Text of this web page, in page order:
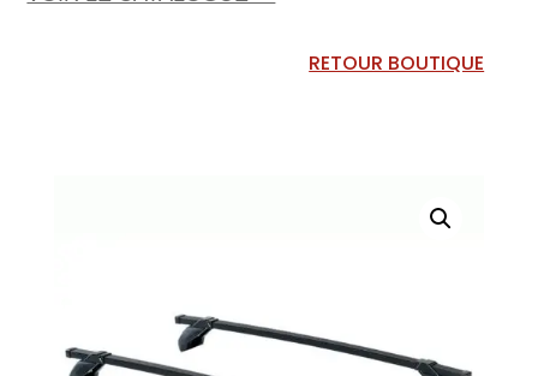
RETOUR BOUTIQUE